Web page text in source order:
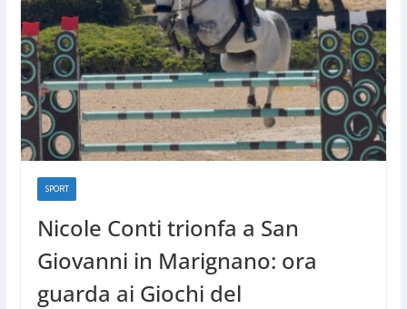
SPORT
Nicole Conti trionfa a San
Giovanni in Marignano: ora
guarda ai Giochi del